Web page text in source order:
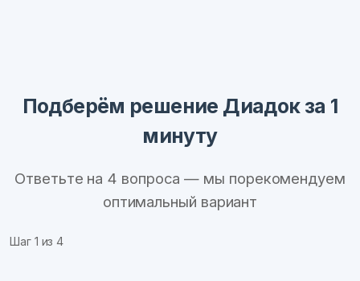
Подберём решение Диадок за 1
минуту
Ответьте на 4 вопроса — мы порекомендуем
оптимальный вариант
Шаг 1 из 4